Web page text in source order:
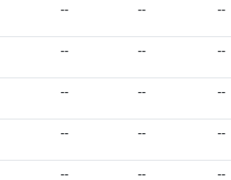
-- -- --
-- -- --
-- -- --
-- -- --
-- -- --